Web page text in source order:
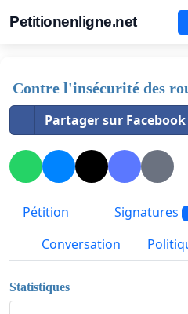
Petitionenligne.net
Contre l'insécurité des
Partager sur Facebook
Pétition Signatures
Conversation
Statistiques